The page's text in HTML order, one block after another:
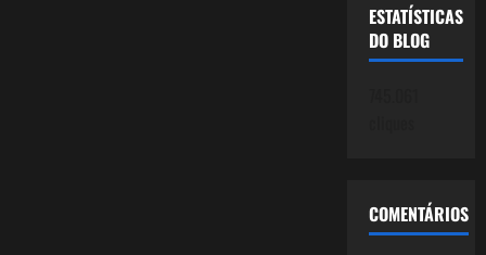
ESTATÍSTICAS
DO BLOG
COMENTÁRIOS